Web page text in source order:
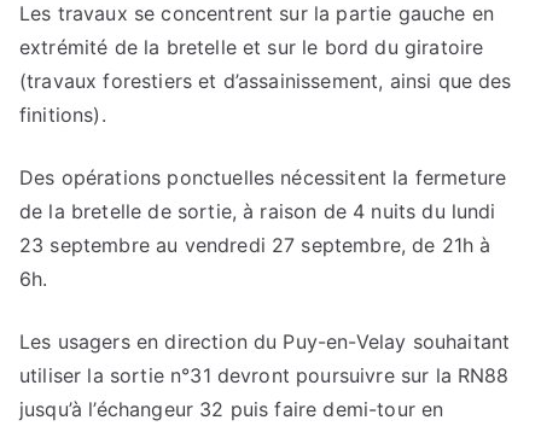
Les travaux se concentrent sur la partie gauche en
extrémité de la bretelle et sur le bord du giratoire
(travaux forestiers et d’assainissement, ainsi que des
finitions).
Des opérations ponctuelles nécessitent la fermeture
de la bretelle de sortie, à raison de 4 nuits du lundi
23 septembre au vendredi 27 septembre, de 21h à
6h.
Les usagers en direction du Puy-en-Velay souhaitant
utiliser la sortie n°31 devront poursuivre sur la RN88
jusqu’à l’échangeur 32 puis faire demi-tour en